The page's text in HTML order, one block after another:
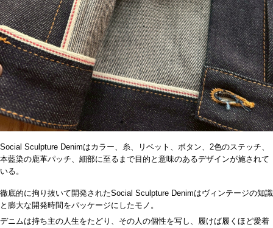
Social Sculpture Denimはカラー、糸、リベット、ボタン、 2色のステッチ、
本藍染の鹿革パッチ、細部に至るまで目的と意味のあるデザインが施されて
いる。
徹底的に拘り抜いて開発されたSocial Sculpture Denimはヴィンテージの知識
と膨大な開発時間をパッケージにしたモノ。
デニムは持ち主の人生をたどり、その人の個性を写し、履けば履くほど愛着